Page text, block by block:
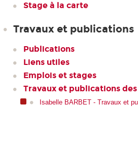
Stage à la carte
Travaux et publications
Publications
Liens utiles
Emplois et stages
Travaux et publications
Isabelle BARBET - Travaux et